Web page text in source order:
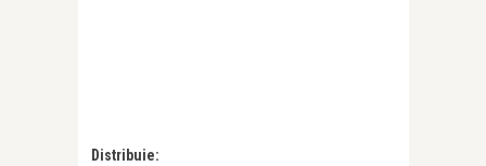
Distribuie: